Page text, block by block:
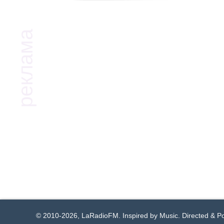
© 2010-2026, LaRadioFM. Inspired by Music. Directed &